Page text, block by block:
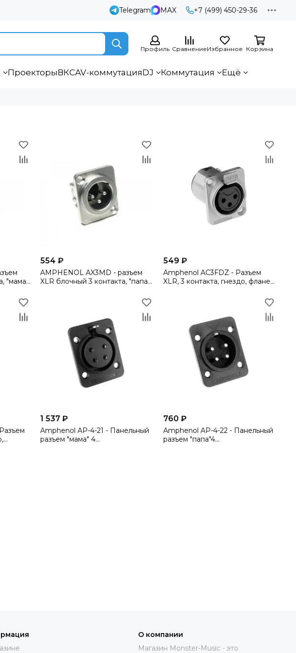
Telegram MAX +7 (499) 450-29-36
Профиль СравнениеИзбранное Корзина
ПроекторыВКСAV-коммутацияDJ Коммутация Ещё
554 ₽
AMPHENOL AX3MD - разъем
XLR блочный 3 контакта, "папа",
549 ₽
Amphenol AC3FDZ - Разъем
XLR, 3 контакта, гнездо, фланец
1 537 ₽
Amphenol AP-4-21 - Панельный
разъем "мама" 4
760 ₽
Amphenol AP-4-22 - Панельный
разъем "папа"4
О компании
Магазин Monster-Music - это